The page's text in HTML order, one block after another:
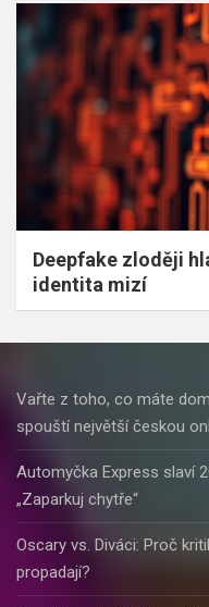
Deepfake zloději
identita mizí
Vařte z toho, co máte
spouští největší českou
Automyčka Express slaví
„Zaparkuj chytře“
Oscary vs. Diváci: Proč
propadají?